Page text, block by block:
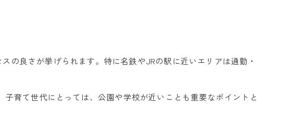
ミス例
探しの必須事項
スクの見抜き方
地盤調査の重要性
の良さが挙げられます。特に名鉄やJRの駅に近いエリアは通勤・
育て世代にとっては、公園や学校が近いことも重要なポイントと